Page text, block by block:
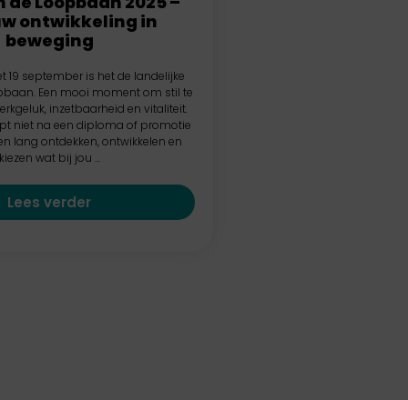
ontwikkeling in
beweging
19 september is het de landelijke
Een mooi moment om stil te
inzetbaarheid en vitaliteit.
niet na een diploma of promotie
lang ontdekken, ontwikkelen en
kiezen wat bij jou ...
Lees verder